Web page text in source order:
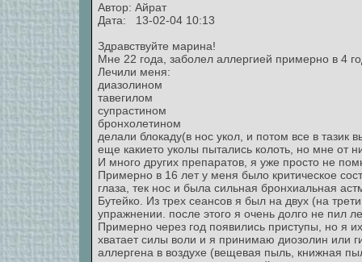
Автор: Айрат
Дата: 13-02-04 10:13
Здравствуйте марина!
Мне 22 года, заболел аллергией примерно в 4
Лечили меня:
диазолином
тавегилом
супрастином
бронхолетином
делали блокаду(в нос укол, и потом все в тазик
еще какието уколы пытались колоть, но мне от
И много других препаратов, я уже просто не
Примерно в 16 лет у меня было критическое
глаза, тек нос и была сильная бронхиальная
Бутейко. Из трех сеансов я был на двух (на
упражнении. после этого я очень долго не пил
Примерно через год появились приступы, но я
хватает силы воли и я принимаю диозолин или
аллергена в воздухе (вещевая пыль, книжная